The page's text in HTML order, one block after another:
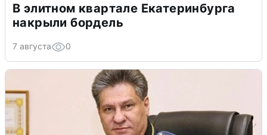
В элитном квартале Екатеринбурга
накрыли бордель
7 августа 0